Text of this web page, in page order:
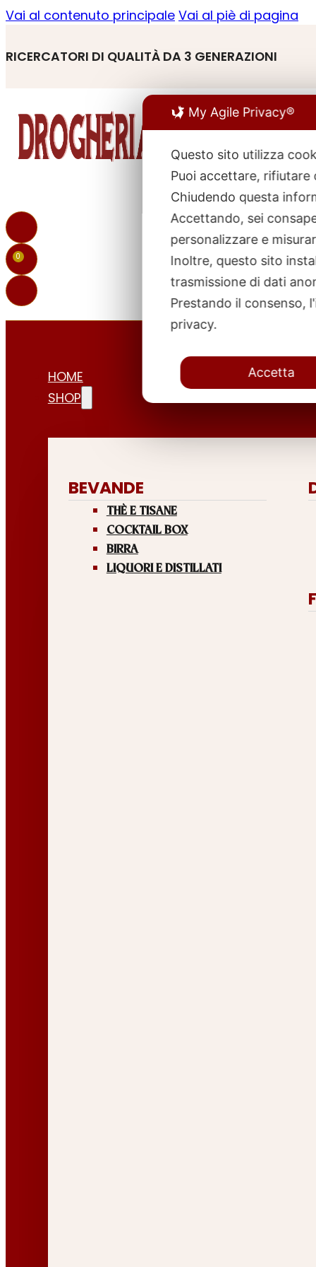
Vai al contenuto principale Vai al piè di pagina
RICERCATORI DI QUALITÀ DA 3 GENERAZIONI
0
HOME
SHOP
BEVANDE
THÈ E TISANE
COCKTAIL BOX
BIRRA
LIQUORI E DISTILLATI
My Agile Privacy®
Questo sito utilizza
Puoi accettare, rifiutare
Chiudendo questa
Accettando, sei
personalizzare e
Inoltre, questo sito
trasmissione di dati
Prestando il consenso,
privacy.
Accetta